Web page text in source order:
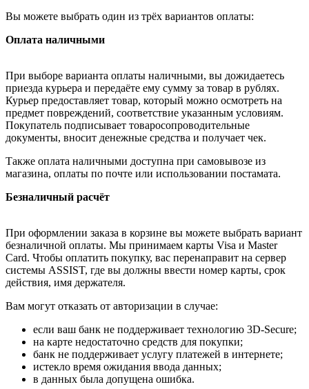
Вы можете выбрать один из трёх вариантов оплаты:
Оплата наличными
При выборе варианта оплаты наличными, вы дожидаетесь
приезда курьера и передаёте ему сумму за товар в рублях.
Курьер предоставляет товар, который можно осмотреть на
предмет повреждений, соответствие указанным условиям.
Покупатель подписывает товаросопроводительные
документы, вносит денежные средства и получает чек.
Также оплата наличными доступна при самовывозе из
магазина, оплаты по почте или использовании постамата.
Безналичный расчёт
При оформлении заказа в корзине вы можете выбрать вариант
безналичной оплаты. Мы принимаем карты Visa и Master
Card. Чтобы оплатить покупку, вас перенаправит на сервер
системы ASSIST, где вы должны ввести номер карты, срок
действия, имя держателя.
Вам могут отказать от авторизации в случае:
если ваш банк не поддерживает технологию 3D-Secure;
на карте недостаточно средств для покупки;
банк не поддерживает услугу платежей в интернете;
истекло время ожидания ввода данных;
в данных была допущена ошибка.